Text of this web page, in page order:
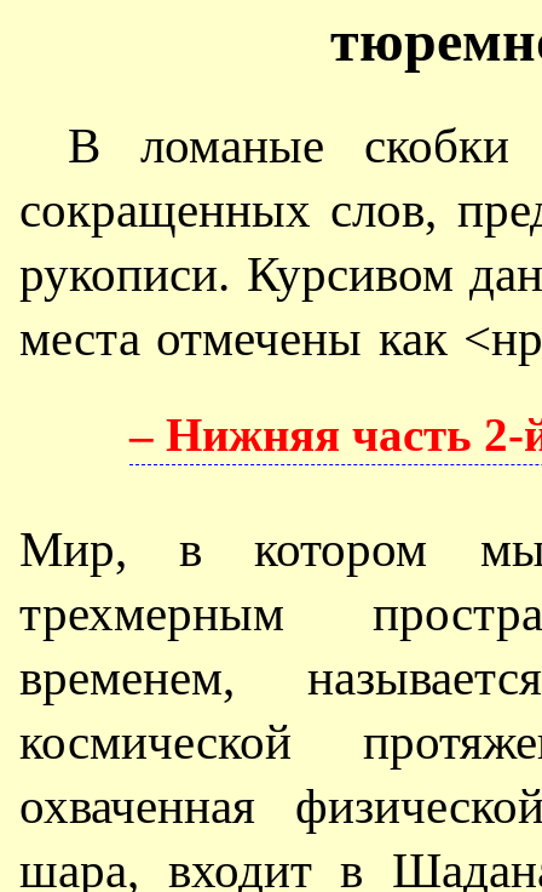
В ломаные скобки
сокращенных слов,
рукописи. Курсивом
места отмечены как
– Нижняя часть
Мир, в котором мы
трехмерным
временем,
космической
охваченная
шара, входит в